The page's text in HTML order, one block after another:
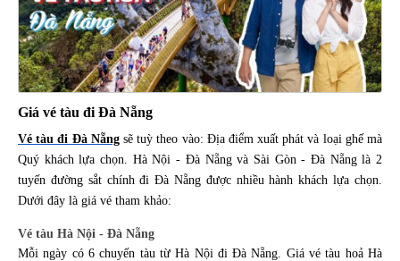
Giá vé tàu đi Đà Nẵng
Vé tàu đi Đà Nẵngsẽ tuỳ theo vào: Địa điểm xuất phát và loại ghế mà
Quý khách lựa chọn. Hà Nội - Đà Nẵng và Sài Gòn - Đà Nẵng là 2
tuyến đường sắt chính đi Đà Nẵng được nhiều hành khách lựa chọn.
Dưới đây là giá vé tham khảo:
Vé tàu Hà Nội - Đà Nẵng
Mỗi ngày có 6 chuyến tàu từ Hà Nội đi Đà Nẵng. Giá vé tàu hoả Hà